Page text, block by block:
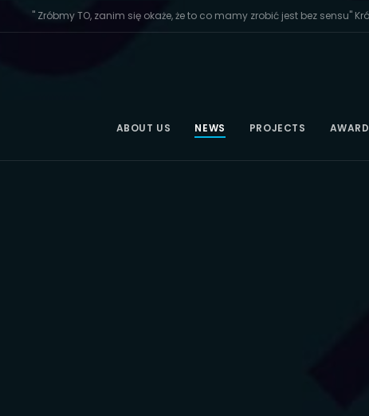
" Zróbmy TO, zanim się okaże, że to co mamy zrobić jest bez sensu"
ABOUT US NEWS PROJECTS